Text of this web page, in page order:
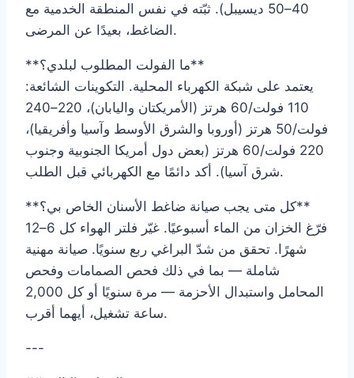
40–50 ديسيبل). ثبّته في نفس المنطقة الخدمية مع
الضاغط، بعيدًا عن المرضى.
**ما الفولت المطلوب لبلدي؟**
يعتمد على شبكة الكهرباء المحلية. التكوينات الشائعة:
110 فولت/60 هرتز (الأمريكتان واليابان)، 220–240
فولت/50 هرتز (أوروبا والشرق الأوسط وآسيا وأفريقيا)،
220 فولت/60 هرتز (بعض دول أمريكا الجنوبية وجنوب
شرق آسيا). أكد دائمًا مع الكهربائي قبل الطلب.
**كل متى يجب صيانة ضاغط الأسنان الخاص بي؟**
فرّغ الخزان من الماء أسبوعيًا. غيّر فلتر الهواء كل 6–12
شهرًا. تحقق من شدّ البراغي ربع سنويًا. صيانة مهنية
شاملة — بما في ذلك فحص الصمامات وفحص
المحامل واستبدال الأحزمة — مرة سنويًا أو كل 2,000
ساعة تشغيل، أيهما أقرب.
---